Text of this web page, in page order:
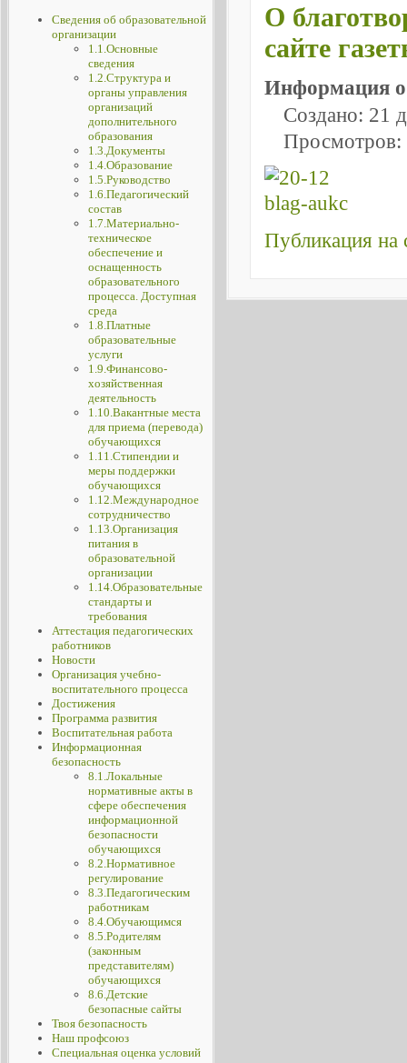
Сведения об образовательной
организации
1.1.Основные
сведения
1.2.Структура и
органы управления
организаций
дополнительного
образования
1.3.Документы
1.4.Образование
1.5.Руководство
1.6.Педагогический
состав
1.7.Материально-
техническое
обеспечение и
оснащенность
образовательного
процесса. Доступная
среда
1.8.Платные
образовательные
услуги
1.9.Финансово-
хозяйственная
деятельность
1.10.Вакантные места
для приема (перевода)
обучающихся
1.11.Стипендии и
меры поддержки
обучающихся
1.12.Международное
сотрудничество
1.13.Организация
питания в
образовательной
организации
1.14.Образовательные
стандарты и
требования
Аттестация педагогических
работников
Новости
Организация учебно-
воспитательного процесса
Достижения
Программа развития
Воспитательная работа
Информационная
безопасность
8.1.Локальные
нормативные акты в
сфере обеспечения
информационной
безопасности
обучающихся
8.2.Нормативное
регулирование
8.3.Педагогическим
работникам
8.4.Обучающимся
8.5.Родителям
(законным
представителям)
обучающихся
8.6.Детские
безопасные сайты
Твоя безопасность
Наш профсоюз
Специальная оценка условий
О
сайте
Информация о
Создано: 21
Просмотров:
Публикация на